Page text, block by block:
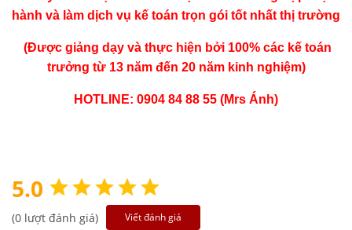
hành và làm dịch vụ kế toán trọn gói tốt nhất thị trường
(Được giảng dạy và thực hiện bởi 100% các kế toán
trưởng từ 13 năm đến 20 năm kinh nghiệm)
HOTLINE: 0904 84 88 55 (Mrs Ánh)
5.0
(0 lượt đánh giá) Viết đánh giá